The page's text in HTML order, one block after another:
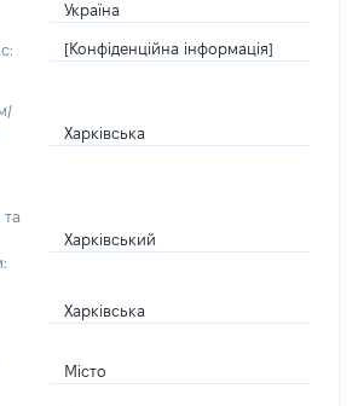
Україна
[Конфіденційна інформація]
Харківська
та
Харківський
Харківська
Місто